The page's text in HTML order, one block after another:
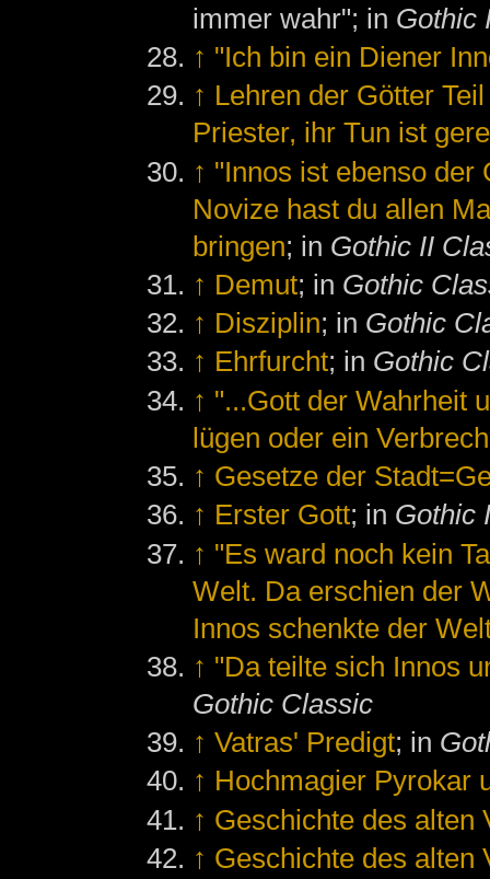
immer wahr"; in Gothic
↑ "Ich bin ein Diener
↑ Lehren der Götter
Priester, ihr Tun ist
↑ "Innos ist ebenso der
Novize hast du allen
bringen; in Gothic II
↑ Demut; in Gothic
↑ Disziplin; in Gothic
↑ Ehrfurcht; in Gothic
↑ "...Gott der Wahrheit
lügen oder ein
↑ Gesetze der
↑ Erster Gott; in Gothic
↑ "Es ward noch kein
Welt. Da erschien der
Innos schenkte der
↑ "Da teilte sich Innos
Gothic Classic
↑ Vatras' Predigt; in
↑ Hochmagier Pyrokar
↑ Geschichte des alten
↑ Geschichte des alten